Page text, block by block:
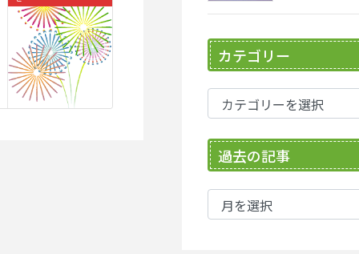
カテゴリー
カ
テ
ゴ
リ
ー
過去の記事
過
去